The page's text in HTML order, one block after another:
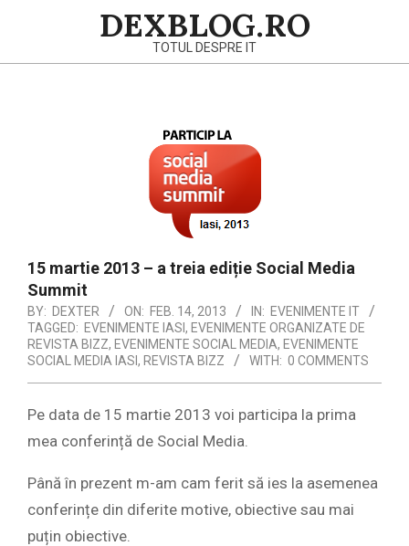
DEXBLOG.RO
TOTUL DESPRE IT
15 martie 2013 – a treia ediție Social Media
Summit
BY: DEXTER ON: FEB. 14, 2013 IN: EVENIMENTE IT
TAGGED: EVENIMENTE IASI , EVENIMENTE ORGANIZATE DE
REVISTA BIZZ, EVENIMENTE SOCIAL MEDIA, EVENIMENTE
SOCIAL MEDIA IASI , REVISTA BIZZ WITH: 0 COMMENTS
Pe data de 15 martie 2013 voi participa la prima
mea conferință de Social Media.
Până în prezent m-am cam ferit să ies la asemenea
conferințe din diferite motive, obiective sau mai
puțin obiective.